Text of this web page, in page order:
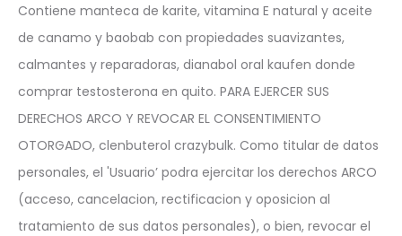
Contiene manteca de karite, vitamina E natural y aceite
de canamo y baobab con propiedades suavizantes,
calmantes y reparadoras, dianabol oral kaufen donde
comprar testosterona en quito. PARA EJERCER SUS
DERECHOS ARCO Y REVOCAR EL CONSENTIMIENTO
OTORGADO, clenbuterol crazybulk. Como titular de datos
personales, el 'Usuario’ podra ejercitar los derechos ARCO
(acceso, cancelacion, rectificacion y oposicion al
tratamiento de sus datos personales), o bien, revocar el